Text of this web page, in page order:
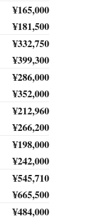
¥165,000
¥181,500
¥332,750
¥399,300
¥286,000
¥352,000
¥212,960
¥266,200
¥198,000
¥242,000
¥545,710
¥665,500
¥484,000